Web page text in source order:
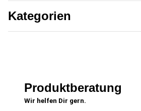
Kategorien
Produktberatung
Wir helfen Dir gern.